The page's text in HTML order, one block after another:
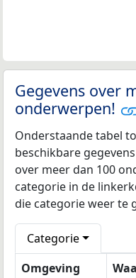
Gegevens over
onderwerpen!
Onderstaande tabel
beschikbare
over meer dan 100
categorie in de
die categorie weer te
Categorie
Omgeving